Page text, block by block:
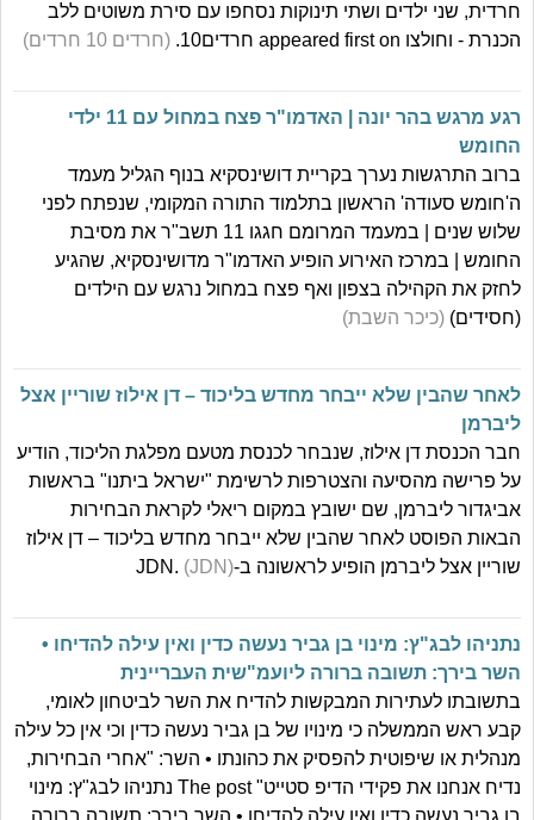
חרדית, שני ילדים ושתי תינוקות נסחפו עם סירת משוטים ללב
הכנרת - וחולצו appeared first on חרדים10.
(חרדים 10 חרדים)
רגע מרגש בהר יונה | האדמו"ר פצח במחול עם 11 ילדי
החומש
ברוב התרגשות נערך בקריית דושינסקיא בנוף הגליל מעמד
ה'חומש סעודה' הראשון בתלמוד התורה המקומי, שנפתח לפני
שלוש שנים | במעמד המרומם חגגו 11 תשב"ר את מסיבת
החומש | במרכז האירוע הופיע האדמו"ר מדושינסקיא, שהגיע
לחזק את הקהילה בצפון ואף פצח במחול נרגש עם הילדים
(חסידים) (כיכר השבת)
לאחר שהבין שלא ייבחר מחדש בליכוד – דן אילוז שוריין אצל
ליברמן
חבר הכנסת דן אילוז, שנבחר לכנסת מטעם מפלגת הליכוד, הודיע
על פרישה מהסיעה והצטרפות לרשימת "ישראל ביתנו" בראשות
אביגדור ליברמן, שם ישובץ במקום ריאלי לקראת הבחירות
הבאות הפוסט לאחר שהבין שלא ייבחר מחדש בליכוד – דן אילוז
שוריין אצל ליברמן הופיע לראשונה ב-JDN.(JDN)
נתניהו לבג"ץ: מינוי בן גביר נעשה כדין ואין עילה להדיחו •
השר בירך: תשובה ברורה ליועמ"שית העבריינית
בתשובתו לעתירות המבקשות להדיח את השר לביטחון לאומי,
קבע ראש הממשלה כי מינויו של בן גביר נעשה כדין וכי אין כל עילה
מנהלית או שיפוטית להפסיק את כהונתו • השר: "אחרי הבחירות,
נדיח אנחנו את פקידי הדיפ סטייט" The post נתניהו לבג"ץ: מינוי
בן גביר נעשה כדין ואין עילה להדיחו • השר בירך: תשובה ברורה